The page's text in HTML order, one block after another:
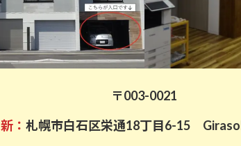
〒003-0021
新：札幌市白石区栄通18丁目6-15